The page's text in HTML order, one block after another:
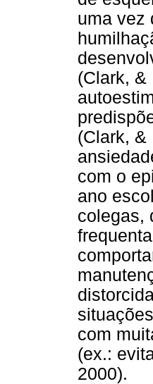
uma vez
(Clark, &
(Clark, &
com o
ano
colegas,
com
(ex.:
2000).